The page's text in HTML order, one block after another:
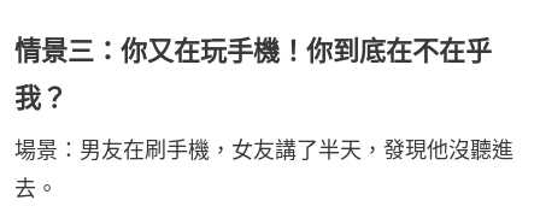
情景三：你又在玩手機！你到底在不在乎
我？
場景：男友在刷手機，女友講了半天，發現他沒聽進
去。